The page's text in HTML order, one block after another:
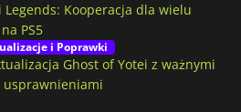
Legends: Kooperacja dla wielu
PS5
i Poprawki
Ghost of Yotei z ważnymi